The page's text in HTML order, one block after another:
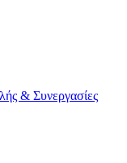
& Συνεργασίες